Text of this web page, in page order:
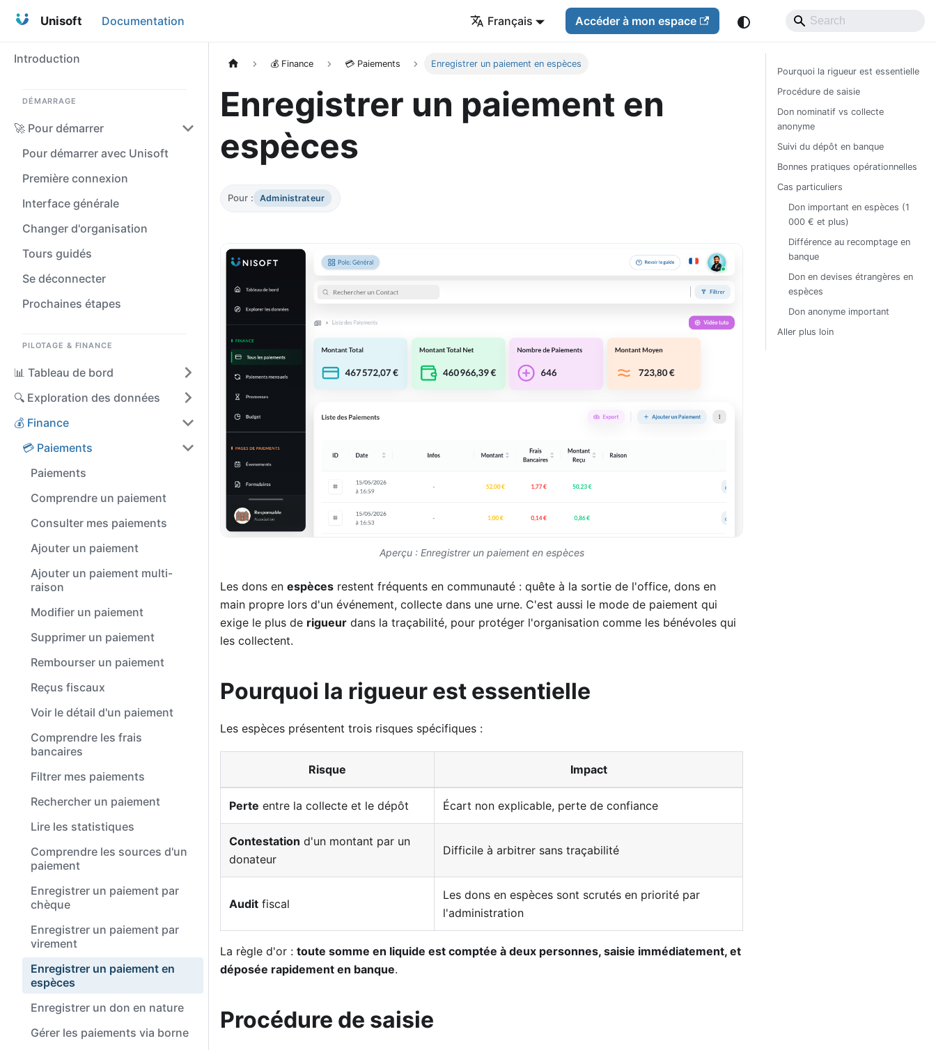
Unisoft Documentation Français Accéder à mon espace
Introduction
DÉMARRAGE
🚀 Pour démarrer
Pour démarrer avec Unisoft
Première connexion
Interface générale
Changer d'organisation
Tours guidés
Se déconnecter
Prochaines étapes
PILOTAGE & FINANCE
📊 Tableau de bord
🔍 Exploration des données
💰 Finance
💳 Paiements
Paiements
Comprendre un paiement
Consulter mes paiements
Ajouter un paiement
Ajouter un paiement multi-
raison
Modifier un paiement
Supprimer un paiement
Rembourser un paiement
Reçus fiscaux
Voir le détail d'un paiement
Comprendre les frais
bancaires
Filtrer mes paiements
Rechercher un paiement
Lire les statistiques
Comprendre les sources d'un
paiement
Enregistrer un paiement par
chèque
Enregistrer un paiement par
virement
Enregistrer un paiement en
espèces
Enregistrer un don en nature
Gérer les paiements via borne
💰 Finance 💳 Paiements Enregistrer un paiement en espèces
Enregistrer un paiement en
espèces
Pour : Administrateur
Aperçu : Enregistrer un paiement en espèces
Les dons en espèces restent fréquents en communauté : quête à la sortie de l'office, dons en
main propre lors d'un événement, collecte dans une urne. C'est aussi le mode de paiement qui
exige le plus de rigueur dans la traçabilité, pour protéger l'organisation comme les bénévoles qui
les collectent.
Pourquoi la rigueur est essentielle
Les espèces présentent trois risques spécifiques :
Risque Impact
Perte entre la collecte et le dépôt Écart non explicable, perte de confiance
Contestation d'un montant par un
donateur
Difficile à arbitrer sans traçabilité
Audit fiscal
Les dons en espèces sont scrutés en priorité par
l'administration
La règle d'or : toute somme en liquide est comptée à deux personnes, saisie immédiatement, et
déposée rapidement en banque.
Procédure de saisie
Pourquoi la rigueur est essentielle
Procédure de saisie
Don nominatif vs collecte
anonyme
Suivi du dépôt en banque
Bonnes pratiques opérationnelles
Cas particuliers
Don important en espèces (1
000 € et plus)
Différence au recomptage en
banque
Don en devises étrangères en
espèces
Don anonyme important
Aller plus loin